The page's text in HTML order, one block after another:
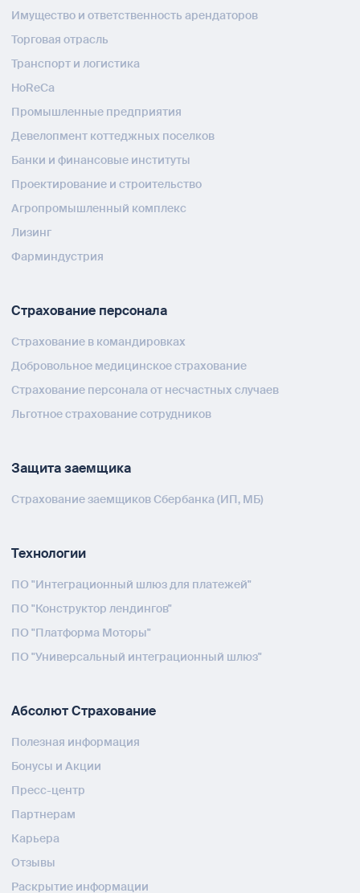
Имущество и ответственность арендаторов
Торговая отрасль
Транспорт и логистика
HoReCa
Промышленные предприятия
Девелопмент коттеджных поселков
Банки и финансовые институты
Проектирование и строительство
Агропромышленный комплекс
Лизинг
Фарминдустрия
Страхование персонала
Страхование в командировках
Добровольное медицинское страхование
Страхование персонала от несчастных случаев
Льготное страхование сотрудников
Защита заемщика
Страхование заемщиков Сбербанка (ИП, МБ)
Технологии
ПО "Интеграционный шлюз для платежей"
ПО "Конструктор лендингов"
ПО "Платформа Моторы"
ПО "Универсальный интеграционный шлюз"
Абсолют Страхование
Полезная информация
Бонусы и Акции
Пресс-центр
Партнерам
Карьера
Отзывы
Раскрытие информации